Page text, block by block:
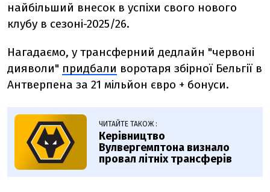
найбільший внесок в успіхи свого нового
клубу в сезоні-2025/26.
Нагадаємо, у трансферний дедлайн "червоні
дияволи" придбали воротаря збірної Бельгії в
Антверпена за 21 мільйон євро + бонуси.
ЧИТАЙТЕ ТАКОЖ :
Керівництво
Вулвергемптона визнало
провал літніх трансферів